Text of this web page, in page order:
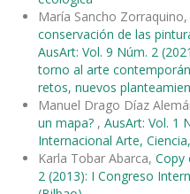
María Sancho Zorraquino,
conservación de las
AusArt: Vol. 9 Núm. 2
torno al arte
retos, nuevos
Manuel Drago Díaz
un mapa? , AusArt: Vol. 1
Internacional Arte,
Karla Tobar Abarca, Copy
2 (2013): I Congreso